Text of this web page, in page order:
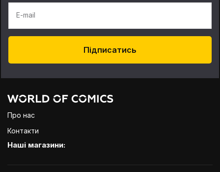
E-mail
Підписатись
Про нас
Контакти
Наші магазини: